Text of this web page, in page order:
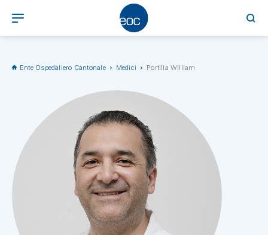
Ente Ospedaliero Cantonale Medici Portilla William